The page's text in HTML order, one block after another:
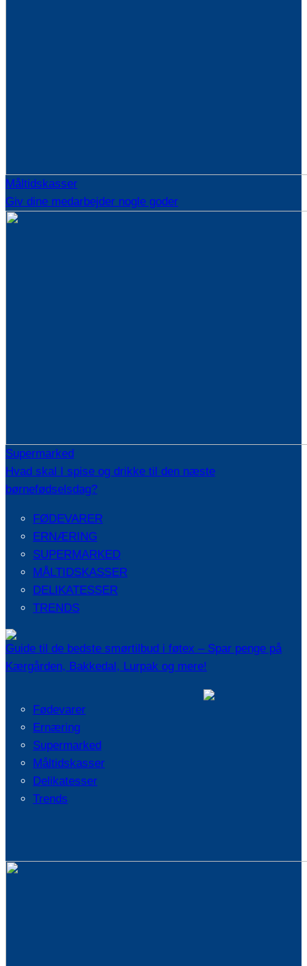
Måltidskasser
Giv dine medarbejder nogle goder
Supermarked
Hvad skal I spise og drikke til den næste
børnefødselsdag?
FØDEVARER
ERNÆRING
SUPERMARKED
MÅLTIDSKASSER
DELIKATESSER
TRENDS
Guide til de bedste smørtilbud i føtex – Spar penge på
Kærgården, Bakkedal, Lurpak og mere!
Fødevarer
Ernæring
Supermarked
Måltidskasser
Delikatesser
Trends